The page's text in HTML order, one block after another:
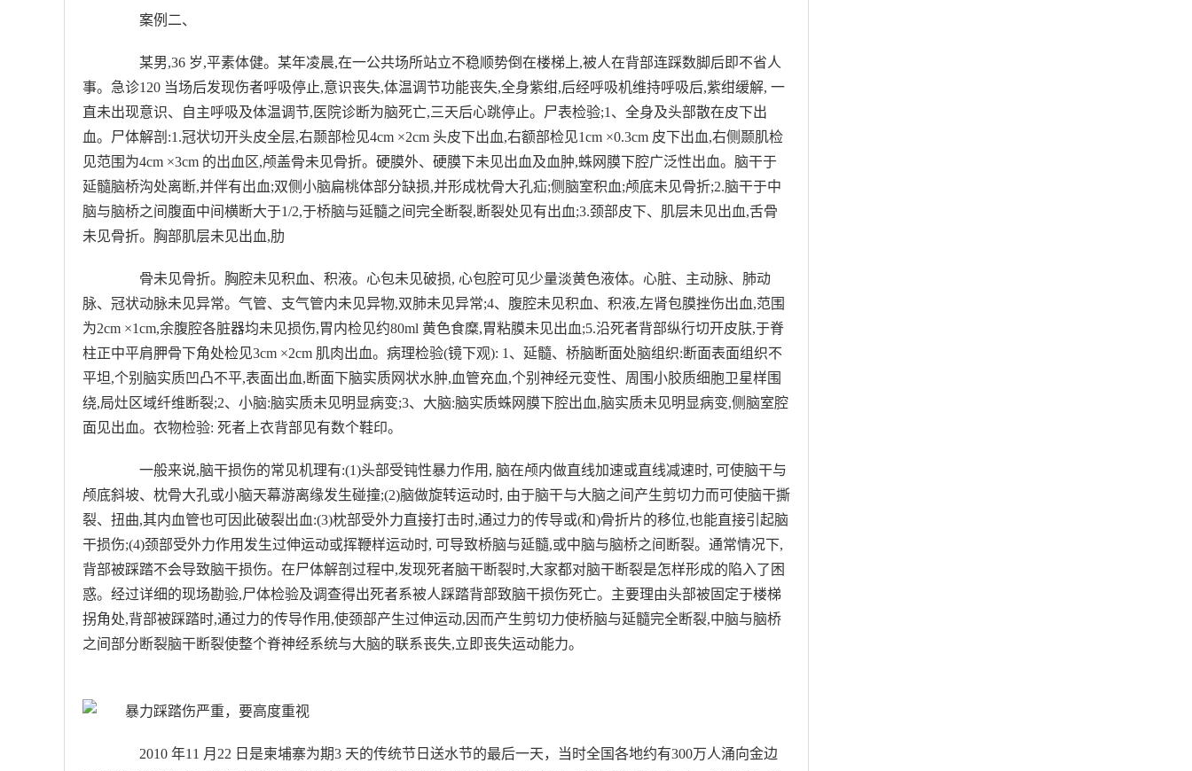
案例二、
某男,36 岁,平素体健。某年凌晨,在一公共场所站立不稳顺势倒在楼梯上,被人在背部连踩数脚后即不省人
事。急诊120 当场后发现伤者呼吸停止,意识丧失,体温调节功能丧失,全身紫绀,后经呼吸机维持呼吸后,紫绀缓解, 一
直未出现意识、自主呼吸及体温调节,医院诊断为脑死亡,三天后心跳停止。尸表检验;1、全身及头部散在皮下出
血。尸体解剖:1.冠状切开头皮全层,右颞部检见4cm ×2cm 头皮下出血,右额部检见1cm ×0.3cm 皮下出血,右侧颞肌检
见范围为4cm ×3cm 的出血区,颅盖骨未见骨折。硬膜外、硬膜下未见出血及血肿,蛛网膜下腔广泛性出血。脑干于
延髓脑桥沟处离断,并伴有出血;双侧小脑扁桃体部分缺损,并形成枕骨大孔疝;侧脑室积血;颅底未见骨折;2.脑干于中
脑与脑桥之间腹面中间横断大于1/2,于桥脑与延髓之间完全断裂,断裂处见有出血;3.颈部皮下、肌层未见出血,舌骨
未见骨折。胸部肌层未见出血,肋
骨未见骨折。胸腔未见积血、积液。心包未见破损, 心包腔可见少量淡黄色液体。心脏、主动脉、肺动
脉、冠状动脉未见异常。气管、支气管内未见异物,双肺未见异常;4、腹腔未见积血、积液,左肾包膜挫伤出血,范围
为2cm ×1cm,余腹腔各脏器均未见损伤,胃内检见约80ml 黄色食糜,胃粘膜未见出血;5.沿死者背部纵行切开皮肤,于脊
柱正中平肩胛骨下角处检见3cm ×2cm 肌肉出血。病理检验(镜下观): 1、延髓、桥脑断面处脑组织:断面表面组织不
平坦,个别脑实质凹凸不平,表面出血,断面下脑实质网状水肿,血管充血,个别神经元变性、周围小胶质细胞卫星样围
绕,局灶区域纤维断裂;2、小脑:脑实质未见明显病变;3、大脑:脑实质蛛网膜下腔出血,脑实质未见明显病变,侧脑室腔
面见出血。衣物检验: 死者上衣背部见有数个鞋印。
一般来说,脑干损伤的常见机理有:(1)头部受钝性暴力作用, 脑在颅内做直线加速或直线减速时, 可使脑干与
颅底斜坡、枕骨大孔或小脑天幕游离缘发生碰撞;(2)脑做旋转运动时, 由于脑干与大脑之间产生剪切力而可使脑干撕
裂、扭曲,其内血管也可因此破裂出血:(3)枕部受外力直接打击时,通过力的传导或(和)骨折片的移位,也能直接引起脑
干损伤;(4)颈部受外力作用发生过伸运动或挥鞭样运动时, 可导致桥脑与延髓,或中脑与脑桥之间断裂。通常情况下,
背部被踩踏不会导致脑干损伤。在尸体解剖过程中,发现死者脑干断裂时,大家都对脑干断裂是怎样形成的陷入了困
惑。经过详细的现场勘验,尸体检验及调查得出死者系被人踩踏背部致脑干损伤死亡。主要理由头部被固定于楼梯
拐角处,背部被踩踏时,通过力的传导作用,使颈部产生过伸运动,因而产生剪切力使桥脑与延髓完全断裂,中脑与脑桥
之间部分断裂脑干断裂使整个脊神经系统与大脑的联系丧失,立即丧失运动能力。
2010 年11 月22 日是柬埔寨为期3 天的传统节日送水节的最后一天，当时全国各地约有300万人涌向金边